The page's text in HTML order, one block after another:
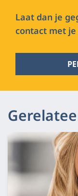
Laat dan je
contact met je